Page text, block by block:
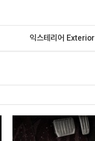
익스테리어 Exterior